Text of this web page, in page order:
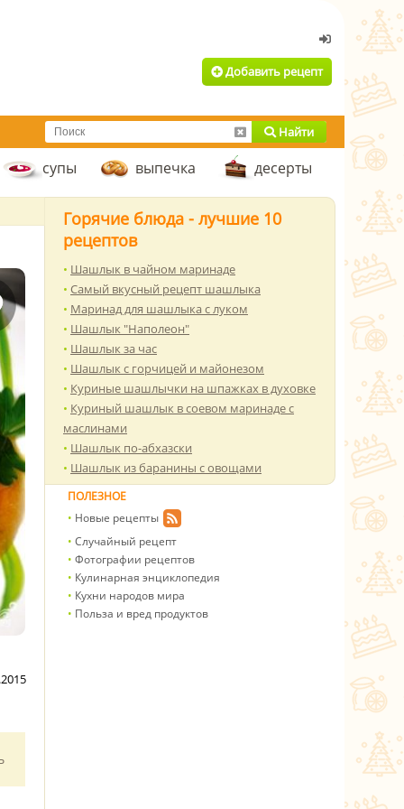
Добавить рецепт
Найти
супы выпечка десерты
Горячие блюда - лучшие 10
рецептов
Шашлык в чайном маринаде
Самый вкусный рецепт шашлыка
Маринад для шашлыка с луком
Шашлык "Наполеон"
Шашлык за час
Шашлык с горчицей и майонезом
Куриные шашлычки на шпажках в духовке
Куриный шашлык в соевом маринаде с
маслинами
Шашлык по-абхазски
Шашлык из баранины с овощами
ПОЛЕЗНОЕ
Новые рецепты
Случайный рецепт
Фотографии рецептов
Кулинарная энциклопедия
Кухни народов мира
Польза и вред продуктов